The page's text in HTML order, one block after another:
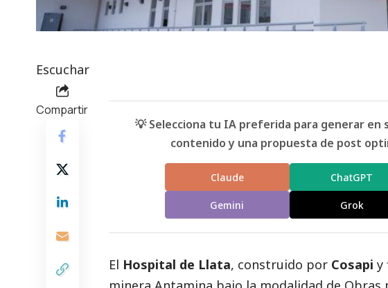
Escuchar
Compartir
💡 Selecciona tu IA preferida para generar en
contenido y una propuesta de post
Claude ChatGPT
Gemini Grok
El Hospital de Llata, construido por Cosapi y